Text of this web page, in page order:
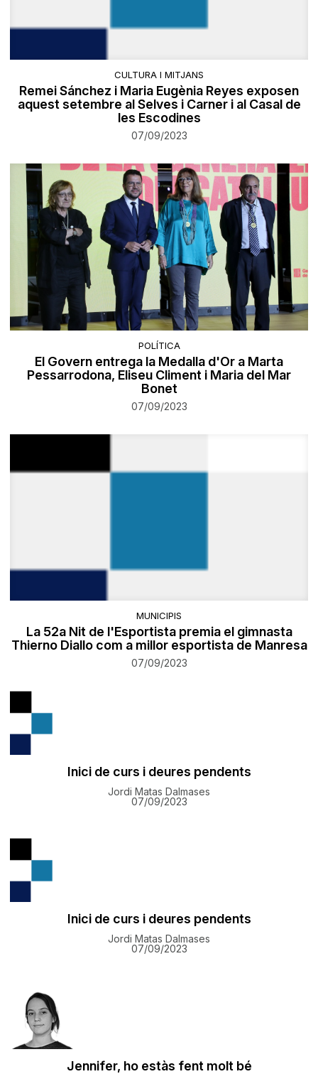
CULTURA I MITJANS
Remei Sánchez i Maria Eugènia Reyes exposen
aquest setembre al Selves i Carner i al Casal de
les Escodines
07/09/2023
POLÍTICA
El Govern entrega la Medalla d'Or a Marta
Pessarrodona, Eliseu Climent i Maria del Mar
Bonet
07/09/2023
MUNICIPIS
La 52a Nit de l'Esportista premia el gimnasta
Thierno Diallo com a millor esportista de Manresa
07/09/2023
Inici de curs i deures pendents
Jordi Matas Dalmases
07/09/2023
Inici de curs i deures pendents
Jordi Matas Dalmases
07/09/2023
Jennifer, ho estàs fent molt bé